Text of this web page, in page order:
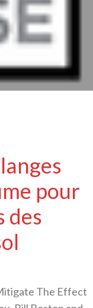
pour
des
The Effect